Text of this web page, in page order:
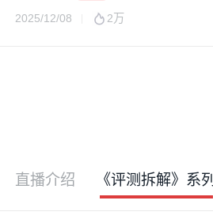
2025/12/08 2万
直播介绍 《评测拆解》系列